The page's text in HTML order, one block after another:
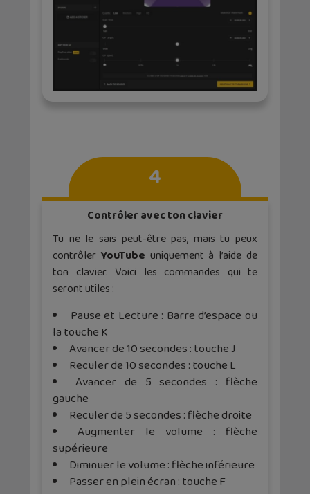
4
Contrôler avec ton clavier
Tu ne le sais peut-être pas, mais tu peux
contrôler YouTube uniquement à l’aide de
ton clavier. Voici les commandes qui te
seront utiles :
Pause et Lecture : Barre d’espace ou
la touche K
Avancer de 10 secondes : touche J
Reculer de 10 secondes : touche L
Avancer de 5 secondes : flèche
gauche
Reculer de 5 secondes : flèche droite
Augmenter le volume : flèche
supérieure
Diminuer le volume : flèche inférieure
Passer en plein écran : touche F